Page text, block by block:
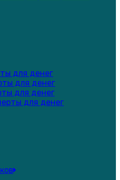
для денег
для денег
для денег
для денег